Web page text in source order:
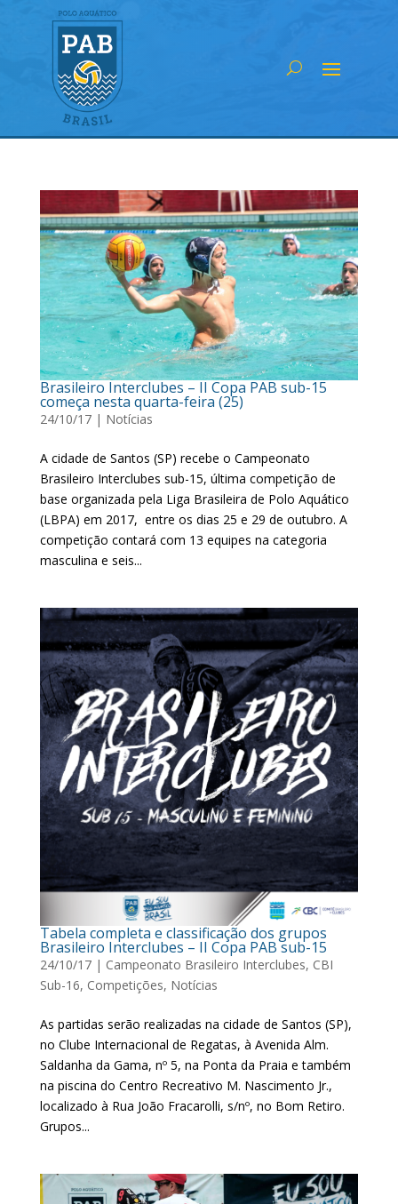
Brasileiro Interclubes – II Copa PAB sub-15
começa nesta quarta-feira (25)
24/10/17| Notícias
A cidade de Santos (SP) recebe o Campeonato
Brasileiro Interclubes sub-15, última competição de
base organizada pela Liga Brasileira de Polo Aquático
(LBPA) em 2017, entre os dias 25 e 29 de outubro. A
competição contará com 13 equipes na categoria
masculina e seis...
Tabela completa e classificação dos grupos
Brasileiro Interclubes – II Copa PAB sub-15
24/10/17| Campeonato Brasileiro Interclubes, CBI
Sub-16, Competições, Notícias
As partidas serão realizadas na cidade de Santos (SP),
no Clube Internacional de Regatas, à Avenida Alm.
Saldanha da Gama, nº 5, na Ponta da Praia e também
na piscina do Centro Recreativo M. Nascimento Jr.,
localizado à Rua João Fracarolli, s/nº, no Bom Retiro.
Grupos...